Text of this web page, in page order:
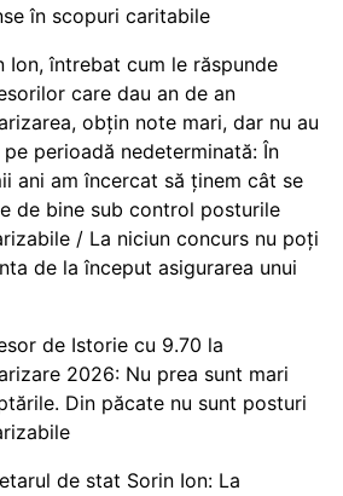
în scopuri caritabile
Ion, întrebat cum le răspunde
care dau an de an
obțin note mari, dar nu au
perioadă nedeterminată: În
ani am încercat să ținem cât se
de bine sub control posturile
/ La niciun concurs nu poți
de la început asigurarea unui
de Istorie cu 9.70 la
2026: Nu prea sunt mari
Din păcate nu sunt posturi
de stat Sorin Ion: La